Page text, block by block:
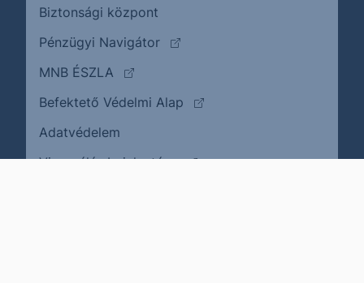
Biztonsági központ
Pénzügyi Navigátor
(külső oldalra ugrik)
MNB ÉSZLA
(külső oldalra ugrik)
Befektető Védelmi Alap
(külső oldalra ugrik)
Adatvédelem
Visszaélés bejelentése(külső oldalra ugrik)